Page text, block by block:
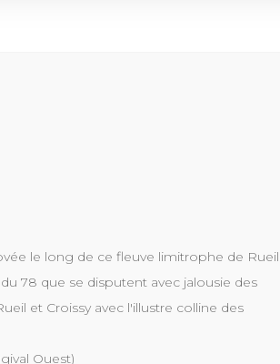
le long de ce fleuve limitrophe de Rueil
78 que se disputent avec jalousie des
et Croissy avec l'illustre colline des
Ouest)